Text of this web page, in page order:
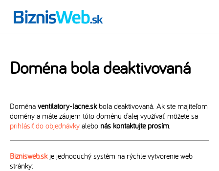
Doména bola deaktivovaná
Doména ventilatory-lacne.skbola deaktivovaná. Ak ste majiteľom
domény a máte záujem túto doménu ďalej využívať, môžete sa
prihlásiť do objednávky alebo nás kontaktujte prosím.
Biznisweb.skje jednoduchý systém na rýchle vytvorenie web
stránky: